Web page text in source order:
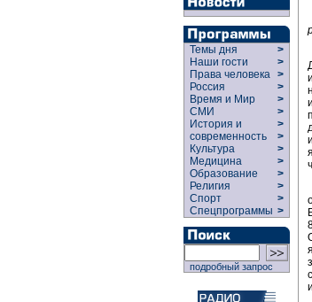
Темы дня
>
Наши гости
>
Права человека >
Россия
>
Время и Мир
>
СМИ
>
История и
современность
>
>
Культура
>
Медицина
>
Образование
>
Религия
>
Спорт
>
Спецпрограммы >
подробный запрос